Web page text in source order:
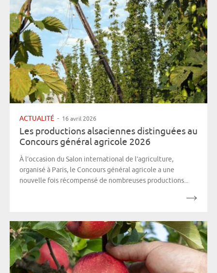
ACTUALITÉ - 16 avril 2026
Les productions alsaciennes distinguées au
Concours général agricole 2026
À l’occasion du Salon international de l’agriculture,
organisé à Paris, le Concours général agricole a une
nouvelle fois récompensé de nombreuses productions...